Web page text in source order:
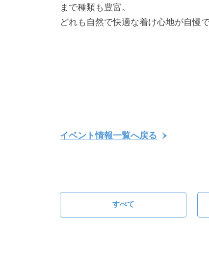
まで種類も豊富。
どれも自然で快適な着け心地が自慢で
イベント情報一覧へ戻る
すべて